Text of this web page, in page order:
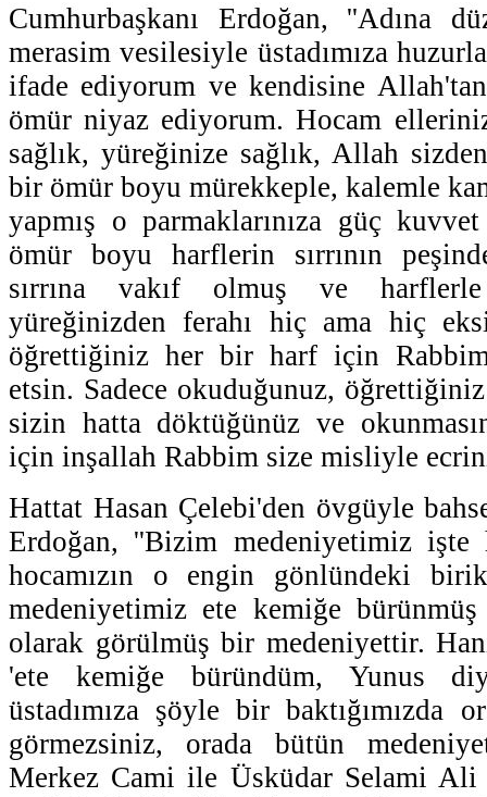
Cumhurbaşkanı Erdoğan, ''Adına
merasim vesilesiyle üstadımıza
ifade ediyorum ve kendisine
ömür niyaz ediyorum. Hocam
sağlık, yüreğinize sağlık, Allah
bir ömür boyu mürekkeple, kalemle
yapmış o parmaklarınıza güç
ömür boyu harflerin sırrının
sırrına vakıf olmuş ve harflerle
yüreğinizden ferahı hiç ama hiç
öğrettiğiniz her bir harf için
etsin. Sadece okuduğunuz,
sizin hatta döktüğünüz ve
için inşallah Rabbim size misliyle
Hattat Hasan Çelebi'den övgüyle
Erdoğan, ''Bizim medeniyetimiz işte
hocamızın o engin gönlündeki
medeniyetimiz ete kemiğe
olarak görülmüş bir medeniyettir.
'ete kemiğe büründüm, Yunus
üstadımıza şöyle bir baktığımızda
görmezsiniz, orada bütün
Merkez Cami ile Üsküdar Selami Ali